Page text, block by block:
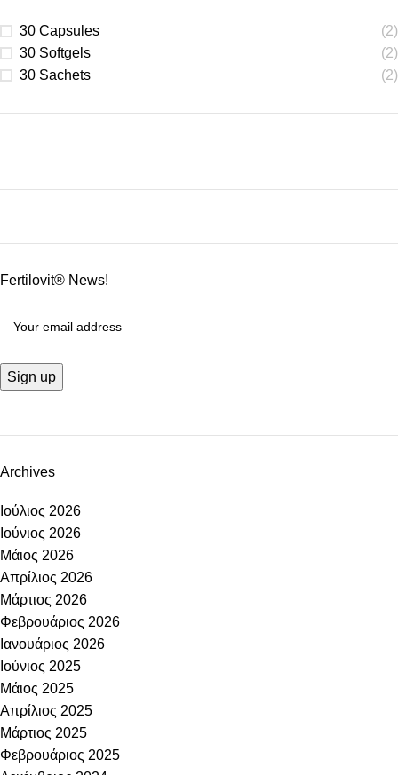
30 Capsules
(2)
30 Softgels
(2)
30 Sachets
(2)
Fertilovit® News!
Archives
Ιούλιος 2026
Ιούνιος 2026
Μάιος 2026
Απρίλιος 2026
Μάρτιος 2026
Φεβρουάριος 2026
Ιανουάριος 2026
Ιούνιος 2025
Μάιος 2025
Απρίλιος 2025
Μάρτιος 2025
Φεβρουάριος 2025